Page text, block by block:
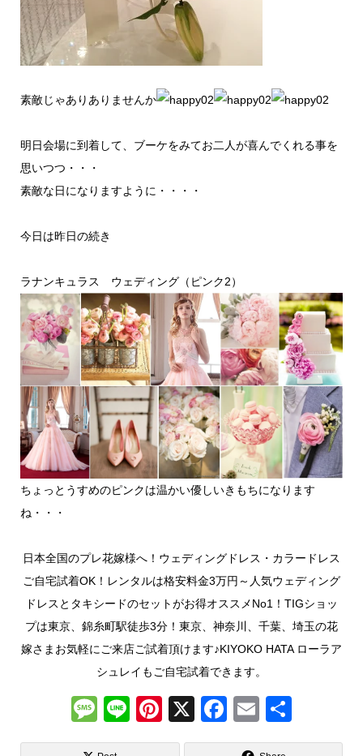
素敵じゃありありませんか
明日会場に到着して、ブーケをみてお二人が喜んでくれる事を
思いつつ・・・
素敵な日になりますように・・・・
今日は昨日の続き
ラナンキュラス ウェディング（ピンク2）
ちょっとうすめのピンクは温かい優しいきもちになります
ね・・・
日本全国のプレ花嫁様へ！ウェディングドレス・カラードレス
ご自宅試着OK！レンタルは格安料金3万円～人気ウェディング
ドレスとタキシードのセットがお得オススメNo1！TIGショッ
プは東京、錦糸町駅徒歩3分！東京、神奈川、千葉、埼玉の花
嫁さまお気軽にご来店ご試着頂けます♪KIYOKO HATA ローラア
シュレイもご自宅試着できます。
M
e
Li
n
Pi
nt
X
F
a
E
m 有